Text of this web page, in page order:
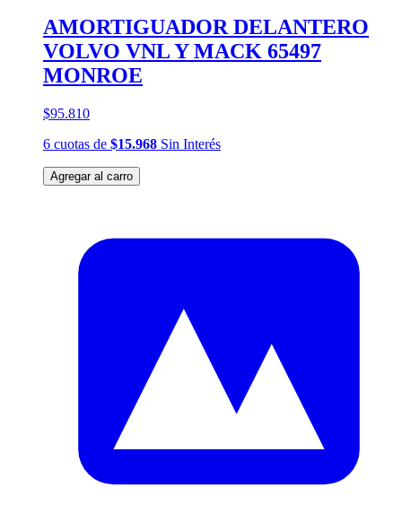
AMORTIGUADOR DELANTERO
VOLVO VNL Y MACK 65497
MONROE
$95.810
6 cuotas de $15.968 Sin Interés
Agregar al carro